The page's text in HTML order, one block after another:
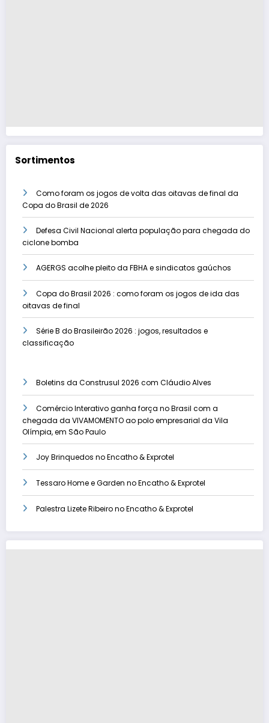
Sortimentos
Como foram os jogos de volta das oitavas de final da
Copa do Brasil de 2026
Defesa Civil Nacional alerta população para chegada do
ciclone bomba
AGERGS acolhe pleito da FBHA e sindicatos gaúchos
Copa do Brasil 2026 : como foram os jogos de ida das
oitavas de final
Série B do Brasileirão 2026 : jogos, resultados e
classificação
Boletins da Construsul 2026 com Cláudio Alves
Comércio Interativo ganha força no Brasil com a
chegada da VIVAMOMENTO ao polo empresarial da Vila
Olímpia, em São Paulo
Joy Brinquedos no Encatho & Exprotel
Tessaro Home e Garden no Encatho & Exprotel
Palestra Lizete Ribeiro no Encatho & Exprotel